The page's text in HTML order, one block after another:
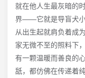
就在他人生最灰暗的
界——它就是导盲犬小
从出生起就肩负着成
家无微不至的照料下
有一颗温暖而善良的
舐，都仿佛在传递着